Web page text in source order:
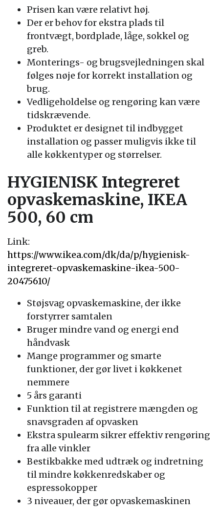
Prisen kan være relativt høj.
Der er behov for ekstra plads til
frontvægt, bordplade, låge, sokkel og
greb.
Monterings- og brugsvejledningen skal
følges nøje for korrekt installation og
brug.
Vedligeholdelse og rengøring kan være
tidskrævende.
Produktet er designet til indbygget
installation og passer muligvis ikke til
alle køkkentyper og størrelser.
HYGIENISK Integreret
opvaskemaskine, IKEA
500, 60 cm
Link:
https://www.ikea.com/dk/da/p/hygienisk-
integreret-opvaskemaskine-ikea-500-
20475610/
Støjsvag opvaskemaskine, der ikke
forstyrrer samtalen
Bruger mindre vand og energi end
håndvask
Mange programmer og smarte
funktioner, der gør livet i køkkenet
nemmere
5 års garanti
Funktion til at registrere mængden og
snavsgraden af opvasken
Ekstra spulearm sikrer effektiv rengøring
fra alle vinkler
Bestikbakke med udtræk og indretning
til mindre køkkenredskaber og
espressokopper
3 niveauer, der gør opvaskemaskinen